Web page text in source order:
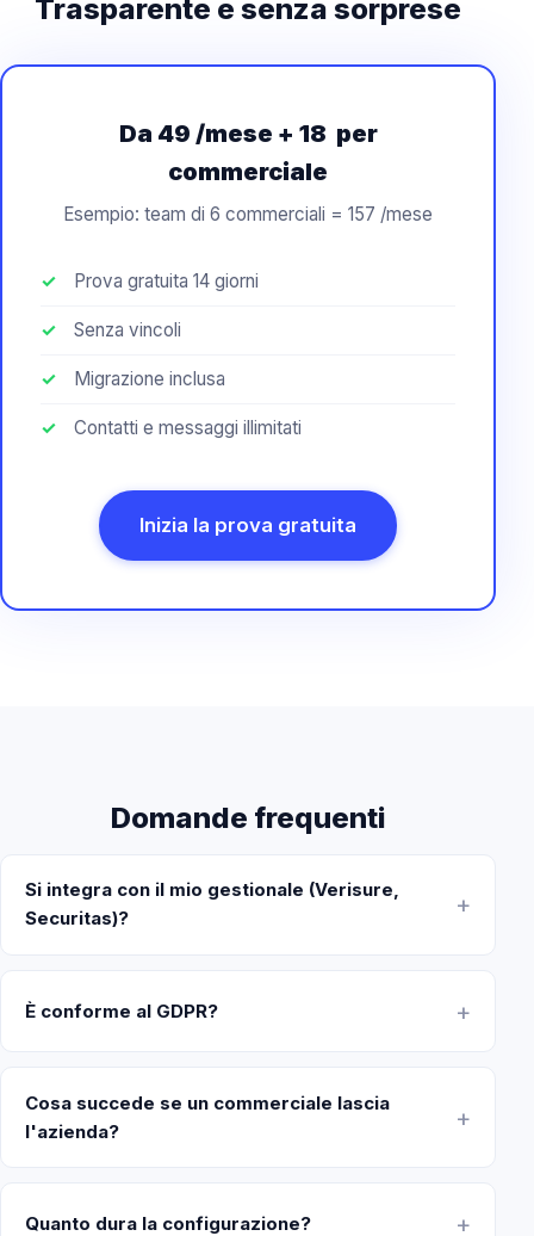
Trasparente e senza sorprese
Da 49 /mese + 18  per
commerciale
Esempio: team di 6 commerciali = 157 /mese
Prova gratuita 14 giorni
Senza vincoli
Migrazione inclusa
Contatti e messaggi illimitati
Inizia la prova gratuita
Domande frequenti
Si integra con il mio gestionale (Verisure,
Securitas)?
È conforme al GDPR?
Cosa succede se un commerciale lascia
l'azienda?
Quanto dura la configurazione?